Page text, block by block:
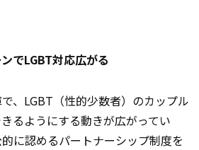
でLGBT対応広がる
、LGBT（性的少数者）のカップル
るようにする動きが広がってい
に認めるパートナーシップ制度を